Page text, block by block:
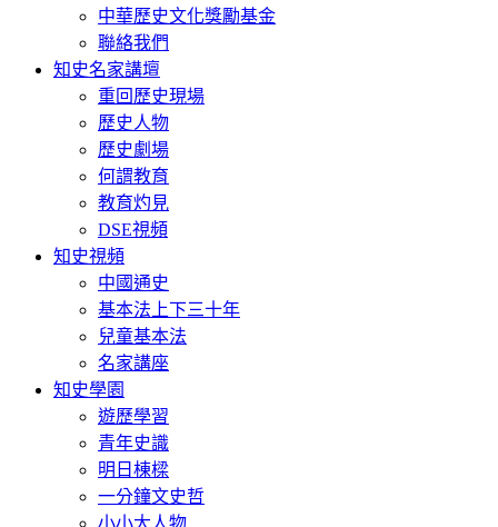
中華歷史文化獎勵基金
聯絡我們
知史名家講壇
重回歷史現場
歷史人物
歷史劇場
何謂教育
教育灼見
DSE視頻
知史視頻
中國通史
基本法上下三十年
兒童基本法
名家講座
知史學園
遊歷學習
青年史識
明日棟樑
一分鐘文史哲
小小大人物